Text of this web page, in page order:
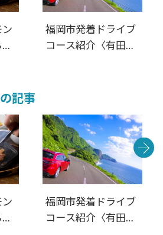
福岡市発着ドライブ
コース紹介〈有田・
記事
福岡市発着ドライブ
コース紹介〈有田・